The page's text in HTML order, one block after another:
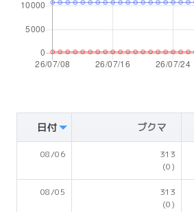
日付 ブクマ
08/06
313
(0)
08/05
313
(0)